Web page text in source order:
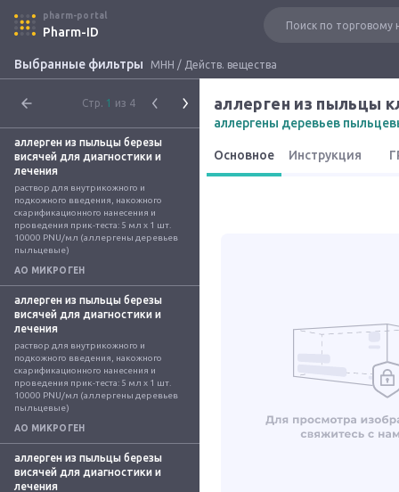
pharm-portal
Pharm-ID
Выбранные фильтры МНН / Действ. вещества
Стр. 1 из 4
аллерген из пыльцы березы
висячей для диагностики и
лечения
раствор для внутрикожного и
подкожного введения, накожного
скарификационного нанесения и
проведения прик-теста: 5 мл x 1 шт.
10000 PNU/мл (аллергены деревьев
пыльцевые)
АО МИКРОГЕН
аллерген из пыльцы березы
висячей для диагностики и
лечения
раствор для внутрикожного и
подкожного введения, накожного
скарификационного нанесения и
проведения прик-теста: 5 мл x 1 шт.
10000 PNU/мл (аллергены деревьев
пыльцевые)
АО МИКРОГЕН
аллерген из пыльцы березы
висячей для диагностики и
лечения
аллергены деревьев
Основное Инструкция